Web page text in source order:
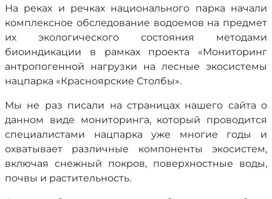
На реках и речках национального парка начали
комплексное обследование водоемов на предмет
их экологического состояния методами
биоиндикации в рамках проекта «Мониторинг
антропогенной нагрузки на лесные экосистемы
нацпарка «Красноярские Столбы».
Мы не раз писали на страницах нашего сайта о
данном виде мониторинга, который проводится
специалистами нацпарка уже многие годы и
охватывает различные компоненты экосистем,
включая снежный покров, поверхностные воды,
почвы и растительность.